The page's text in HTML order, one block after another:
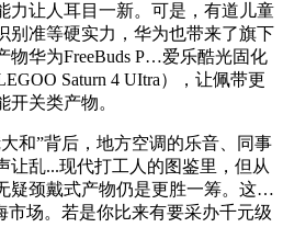
力让人耳目一新。可是，有道儿童
别准等硬实力，华为也带来了旗下
物华为FreeBuds P…爱乐酷光固化
Saturn 4 UItra），让佩带更
关类产物。
”背后，地方空调的乐音、同事
让乱...现代打工人的图鉴里，但从
疑颈戴式产物仍是更胜一筹。这…
市场。若是你比来有要采办千元级